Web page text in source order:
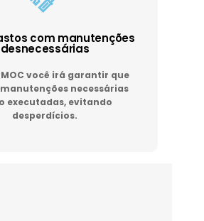
com manutenções
desnecessárias
você irá garantir que
necessárias
executadas, evitando
desperdícios.